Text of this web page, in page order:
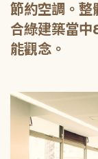
節約空調。整
合綠建築當中
能觀念。